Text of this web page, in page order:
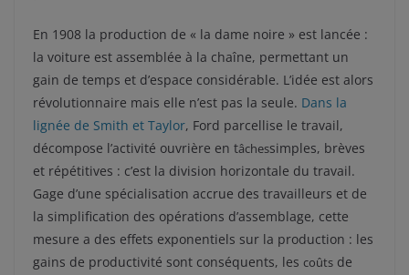
En 1908 la production de « la dame noire » est lancée :
la voiture est assemblée à la chaîne, permettant un
gain de temps et d’espace considérable. L’idée est alors
révolutionnaire mais elle n’est pas la seule. Dans la
lignée de Smith et Taylor, Ford parcellise le travail,
décompose l’activité ouvrière en tâchessimples, brèves
et répétitives : c’est la division horizontale du travail.
Gage d’une spécialisation accrue des travailleurs et de
la simplification des opérations d’assemblage, cette
mesure a des effets exponentiels sur la production : les
gains de productivité sont conséquents, les coûts de